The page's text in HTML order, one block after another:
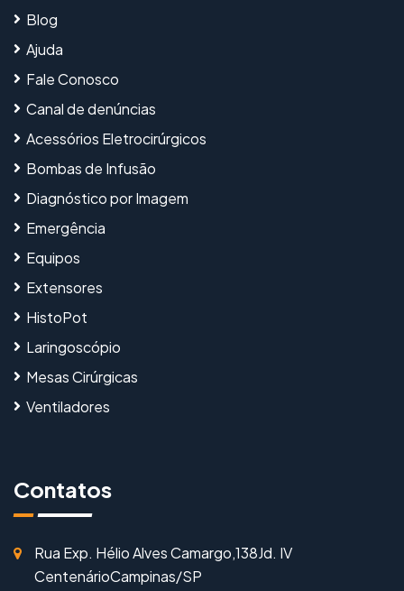
Blog
Ajuda
Fale Conosco
Canal de denúncias
Acessórios Eletrocirúrgicos
Bombas de Infusão
Diagnóstico por Imagem
Emergência
Equipos
Extensores
HistoPot
Laringoscópio
Mesas Cirúrgicas
Ventiladores
Contatos
Rua Exp. Hélio Alves Camargo,138Jd. IV
CentenárioCampinas/SP